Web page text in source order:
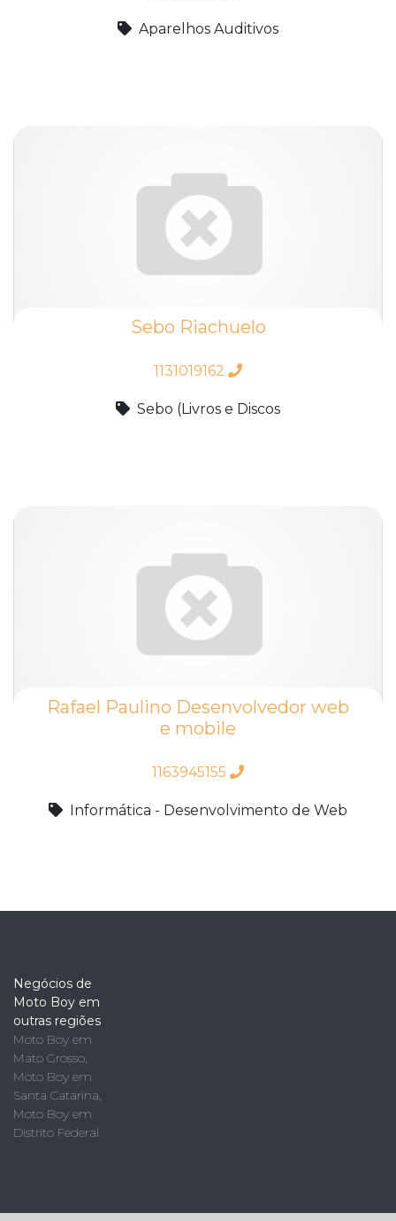
Aparelhos Auditivos
Sebo Riachuelo
1131019162
Sebo (Livros e Discos
Rafael Paulino Desenvolvedor web
e mobile
1163945155
Informática - Desenvolvimento de Web
Negócios de
Moto Boy em
outras regiões
Moto Boy em
Mato Grosso,
Moto Boy em
Santa Catarina,
Moto Boy em
Distrito Federal